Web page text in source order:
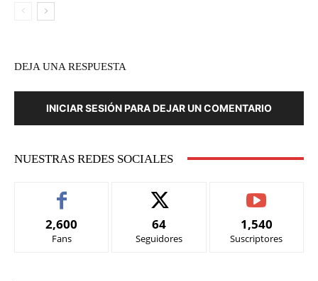
DEJA UNA RESPUESTA
INICIAR SESIÓN PARA DEJAR UN COMENTARIO
NUESTRAS REDES SOCIALES
2,600
Fans
64
Seguidores
1,540
Suscriptores